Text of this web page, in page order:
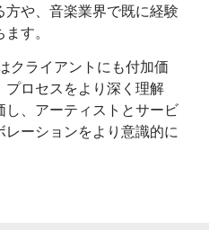
方や、音楽業界で既に経験
す。
クライアントにも付加価
プロセスをより深く理解
し、アーティストとサービ
ーションをより意識的に